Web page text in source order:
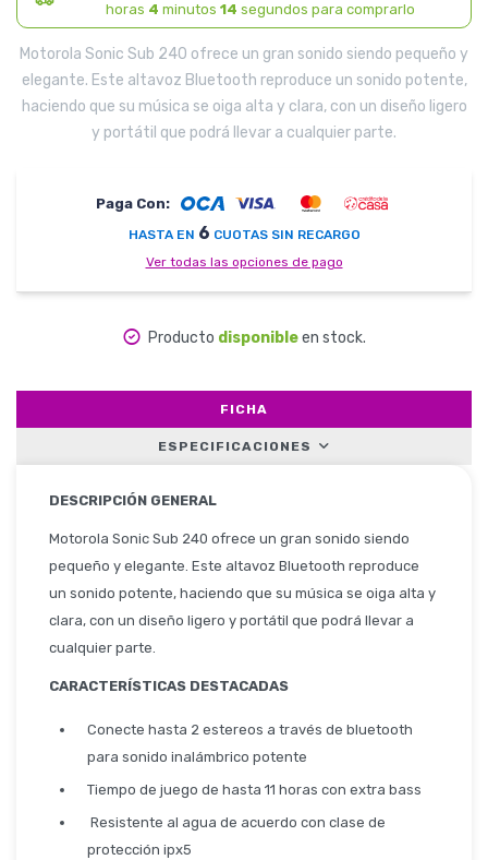
horas 4 minutos 14 segundos para comprarlo
Motorola Sonic Sub 240 ofrece un gran sonido siendo pequeño y
elegante. Este altavoz Bluetooth reproduce un sonido potente,
haciendo que su música se oiga alta y clara, con un diseño ligero
y portátil que podrá llevar a cualquier parte.
Paga Con:
HASTA EN 6 CUOTAS SIN RECARGO
Ver todas las opciones de pago
Producto disponibleen stock.
FICHA
ESPECIFICACIONES
DESCRIPCIÓN GENERAL
Motorola Sonic Sub 240 ofrece un gran sonido siendo
pequeño y elegante. Este altavoz Bluetooth reproduce
un sonido potente, haciendo que su música se oiga alta y
clara, con un diseño ligero y portátil que podrá llevar a
cualquier parte.
CARACTERÍSTICAS DESTACADAS
Conecte hasta 2 estereos a través de bluetooth
para sonido inalámbrico potente
Tiempo de juego de hasta 11 horas con extra bass
Resistente al agua de acuerdo con clase de
protección ipx5
Deportes y Tiempo Libre
Bebés y Niños
Herramientas
Belleza y Salud
Papelería
Ropa y Accesorios